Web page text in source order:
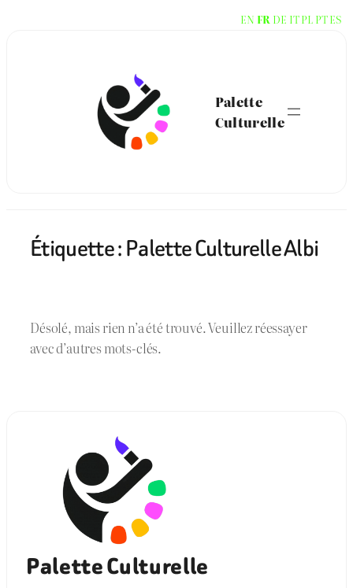
Palette
Culturelle
Étiquette :Palette Culturelle Albi
Désolé, mais rien n’a été trouvé. Veuillez réessayer
avec d’autres mots-clés.
Palette Culturelle
EN FR DE ITPL PTES